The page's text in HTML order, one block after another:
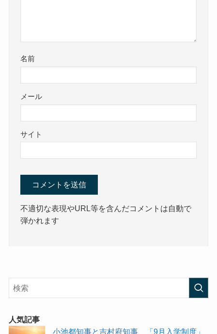
名前
メール
サイト
不適切な表現やURL等を含んだコメントは自動で
弾かれます
人気記事
小池都知事と吉村府知事、「9月入学制度」